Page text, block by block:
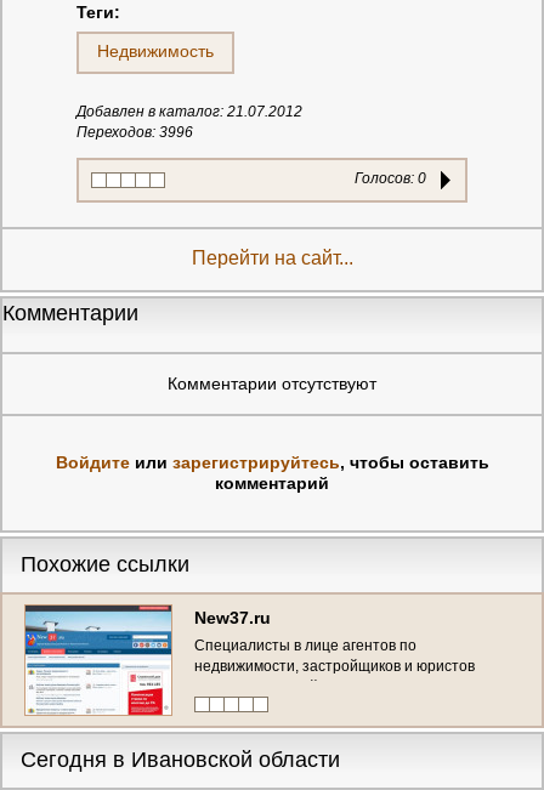
Теги:
Недвижимость
Добавлен в каталог: 21.07.2012
Переходов: 3996
Голосов: 0
Перейти на сайт...
Комментарии
Комментарии отсутствуют
Войдитеили зарегистрируйтесь, чтобы оставить
комментарий
Похожие ссылки
New37.ru
Специалисты в лице агентов по
недвижимости, застройщиков и юристов
ответят на любой ваш вопрос на форуме
Иваново)
Сегодня в Ивановской области